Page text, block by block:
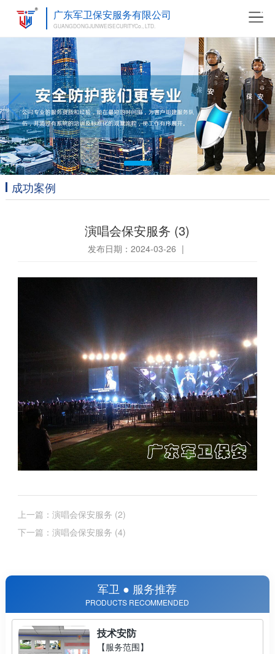
广东军卫保安服务有限公司
GUANGDONGJUNWEISECURITYCo., LTD.
军卫 ● 服务推荐
PRODUCTS RECOMMENDED
技术安防
【服务范围】
成功案例
演唱会保安服务 (3)
发布日期：2024-03-26 |
上一篇：演唱会保安服务 (2)
下一篇：演唱会保安服务 (4)